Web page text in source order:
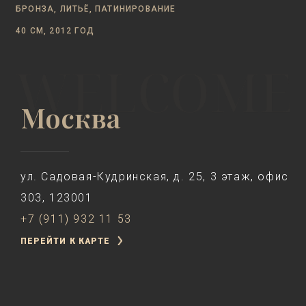
БРОНЗА, ЛИТЬЁ, ПАТИНИРОВАНИЕ
40 СМ, 2012 ГОД
Москва
ул. Садовая-Кудринская, д. 25, 3 этаж, офис
303, 123001
+7 (911) 932 11 53
ПЕРЕЙТИ К КАРТЕ